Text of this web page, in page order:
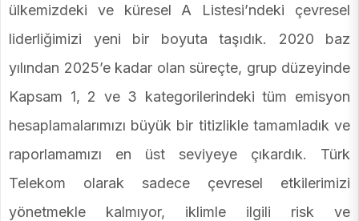
ülkemizdeki ve küresel A Listesi’ndeki çevresel
liderliğimizi yeni bir boyuta taşıdık. 2020 baz
yılından 2025’e kadar olan süreçte, grup düzeyinde
Kapsam 1, 2 ve 3 kategorilerindeki tüm emisyon
hesaplamalarımızı büyük bir titizlikle tamamladık ve
raporlamamızı en üst seviyeye çıkardık. Türk
Telekom olarak sadece çevresel etkilerimizi
yönetmekle kalmıyor, iklimle ilgili risk ve